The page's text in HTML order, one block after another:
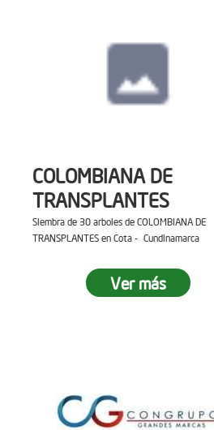
COLOMBIANA DE
TRANSPLANTES
Siembra de 30 arboles de COLOMBIANA DE
TRANSPLANTES en Cota - Cundinamarca
Ver más